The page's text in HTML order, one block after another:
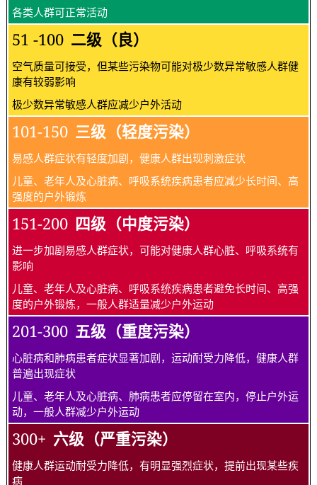
各类人群可正常活动
51 -100 二级（良）
空气质量可接受，但某些污染物可能对极少数异常敏感人群健
康有较弱影响
极少数异常敏感人群应减少户外活动
101-150 三级（轻度污染）
易感人群症状有轻度加剧，健康人群出现刺激症状
儿童、老年人及心脏病、呼吸系统疾病患者应减少长时间、高
强度的户外锻炼
151-200 四级（中度污染）
进一步加剧易感人群症状，可能对健康人群心脏、呼吸系统有
影响
儿童、老年人及心脏病、呼吸系统疾病患者避免长时间、高强
度的户外锻炼，一般人群适量减少户外运动
201-300 五级（重度污染）
心脏病和肺病患者症状显著加剧，运动耐受力降低，健康人群
普遍出现症状
儿童、老年人及心脏病、肺病患者应停留在室内，停止户外运
动，一般人群减少户外运动
300+ 六级（严重污染）
健康人群运动耐受力降低，有明显强烈症状，提前出现某些疾
病